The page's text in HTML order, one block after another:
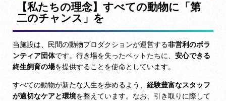
【私たちの理念】すべての動物に「第
二のチャンス」を
当施設は、民間の動物プロダクションが運営する非営利のボラ
ンティア団体です。行き場を失ったペットたちに、 安心できる
終生飼育の場を提供することを使命としています。
すべての動物が新たな人生を歩めるよう、 経験豊富なスタッフ
が適切なケアと環境を整えています。なお、引き取りに際して